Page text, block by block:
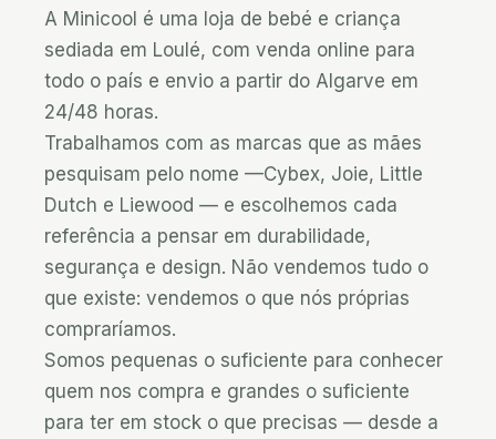
A Minicool é uma loja de bebé e criança
sediada em Loulé, com venda online para
todo o país e envio a partir do Algarve em
24/48 horas.
Trabalhamos com as marcas que as mães
pesquisam pelo nome —Cybex, Joie, Little
Dutch e Liewood — e escolhemos cada
referência a pensar em durabilidade,
segurança e design. Não vendemos tudo o
que existe: vendemos o que nós próprias
compraríamos.
Somos pequenas o suficiente para conhecer
quem nos compra e grandes o suficiente
para ter em stock o que precisas — desde a